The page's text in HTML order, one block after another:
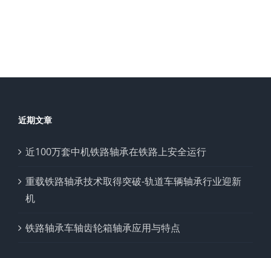
近期文章
近100万套中机铁路轴承在铁路上安全运行
重载铁路轴承技术取得突破-轨道车辆轴承行业迎新
机
铁路轴承车轴齿轮箱轴承应用与特点